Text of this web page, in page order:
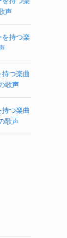
声
持つ楽
つ楽曲
歌声
つ楽曲
歌声